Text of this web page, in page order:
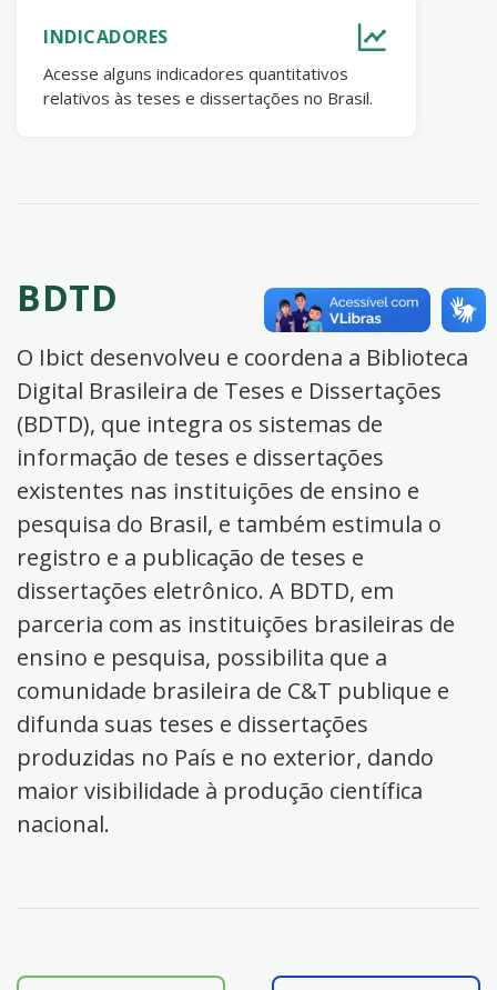
INDICADORES
Acesse alguns indicadores quantitativos
relativos às teses e dissertações no Brasil.
BDTD
O Ibict desenvolveu e coordena a Biblioteca
Digital Brasileira de Teses e Dissertações
(BDTD), que integra os sistemas de
informação de teses e dissertações
existentes nas instituições de ensino e
pesquisa do Brasil, e também estimula o
registro e a publicação de teses e
dissertações eletrônico. A BDTD, em
parceria com as instituições brasileiras de
ensino e pesquisa, possibilita que a
comunidade brasileira de C&T publique e
difunda suas teses e dissertações
produzidas no País e no exterior, dando
maior visibilidade à produção científica
nacional.